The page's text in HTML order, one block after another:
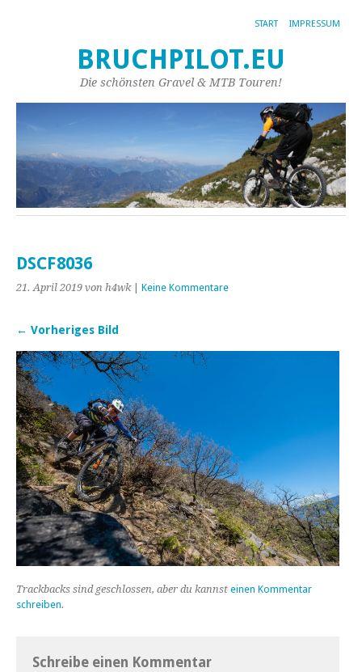
START IMPRESSUM
BRUCHPILOT.EU
Die schönsten Gravel & MTB Touren!
DSCF8036
21. April 2019 von h4wk| Keine Kommentare
← Vorheriges Bild
Trackbacks sind geschlossen, aber du kannst einen Kommentar
schreiben.
Schreibe einen Kommentar